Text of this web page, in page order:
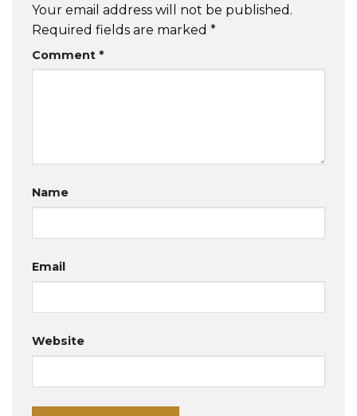
Your email address will not be published.
Required fields are marked *
Comment *
Name
Email
Website